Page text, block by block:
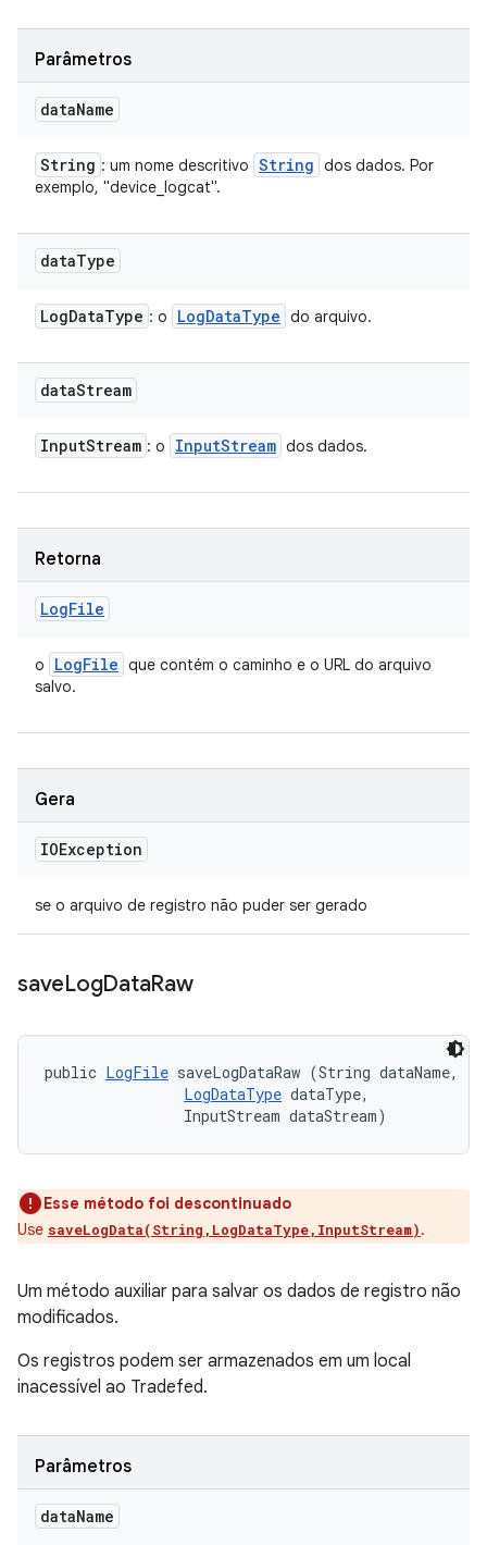
Parâmetros
dataName
String : um nome descritivo String dos dados. Por
exemplo, "device_logcat".
dataType
LogDataType : o LogDataType do arquivo.
dataStream
InputStream : o InputStream dos dados.
Retorna
LogFile
o LogFile que contém o caminho e o URL do arquivo
salvo.
Gera
IOException
se o arquivo de registro não puder ser gerado
saveLogDataRaw
public LogFile saveLogDataRaw (String dataName,
LogDataType dataType,
                InputStream dataStream)
Esse método foi descontinuado
Use saveLogData(String,LogDataType,InputStream).
Um método auxiliar para salvar os dados de registro não
modificados.
Os registros podem ser armazenados em um local
inacessível ao Tradefed.
Parâmetros
dataName